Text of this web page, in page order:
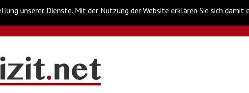
unserer Dienste. Mit der Nutzung der Website erklären Sie sich damit